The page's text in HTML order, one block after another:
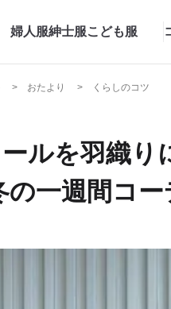
婦人服紳士服こども服
おたより くらしのコツ
ルを羽織り
の一週間コー